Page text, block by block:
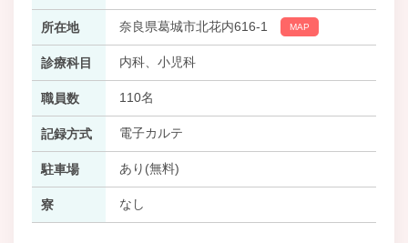
所在地 奈良県葛城市北花内616-1 MAP
診療科目 内科、小児科
職員数 110名
記録方式 電子カルテ
駐車場 あり(無料)
寮 なし